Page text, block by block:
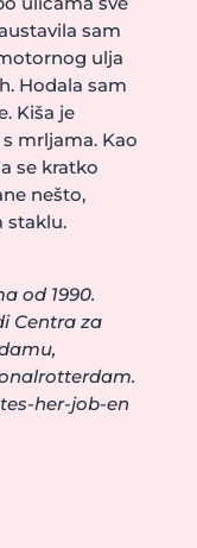
sam
ulja
Hodala sam
Kiša je
mrljama. Kao
se kratko
nešto,
staklu.
od 1990.
Centra za
her-job-en